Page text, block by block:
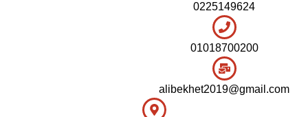
0225149624
01018700200
alibekhet2019@gmail.com